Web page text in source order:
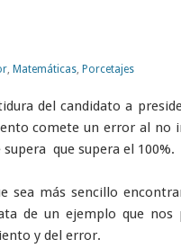
,Matemáticas,Porcetajes
del candidato a
comete un error al no
que supera el 100%.
sea más sencillo
de un ejemplo que nos
y del error.